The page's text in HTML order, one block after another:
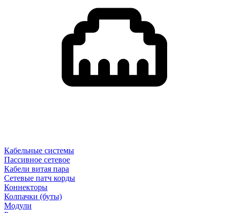
Кабельные системы
Пассивное сетевое
Кабели витая пара
Сетевые патч корды
Коннекторы
Колпачки (буты)
Модули